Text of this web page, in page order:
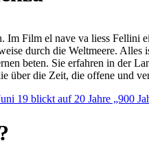
Im Film el nave va liess
durch die Weltmeere.
beten. Sie erfahren in der
über die Zeit, die offene und
19 blickt auf 20 Jahre „900